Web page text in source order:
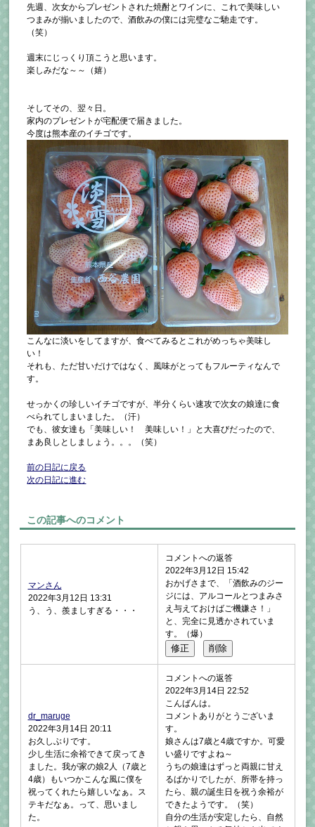
先週、次女からプレゼントされた焼酎とワインに、これで美味しい
つまみが揃いましたので、酒飲みの僕には完璧なご馳走です。
（笑）
週末にじっくり頂こうと思います。
楽しみだな～～（嬉）
そしてその、翌々日。
家内のプレゼントが宅配便で届きました。
今度は熊本産のイチゴです。
こんなに淡いをしてますが、食べてみるとこれがめっちゃ美味し
い！
それも、ただ甘いだけではなく、風味がとってもフルーティなんで
す。
せっかくの珍しいイチゴですが、半分くらい速攻で次女の娘達に食
べられてしまいました。（汗）
でも、彼女達も「美味しい！ 美味しい！」と大喜びだったので、
まあ良しとしましょう。。。（笑）
前の日記に戻る
次の日記に進む
この記事へのコメント
マンさん
2022年3月12日 13:31
う、う、羨ましすぎる・・・
コメントへの返答
2022年3月12日 15:42
おかげさまで、「酒飲みのジー
ジには、アルコールとつまみさ
え与えておけばご機嫌さ！」
と、完全に見透かされていま
す。（爆）
dr_maruge
2022年3月14日 20:11
お久しぶりです。
少し生活に余裕できて戻ってき
ました。我が家の娘2人（7歳と
4歳）もいつかこんな風に僕を
祝ってくれたら嬉しいなぁ。ス
テキだなぁ。って、思いまし
た。
コメントへの返答
2022年3月14日 22:52
こんばんは。
コメントありがとうございま
す。
娘さんは7歳と4歳ですか。可愛
い盛りですよね～
うちの娘達はずっと両親に甘え
るばかりでしたが、所帯を持っ
たら、親の誕生日を祝う余裕が
できたようです。（笑）
自分の生活が安定したら、自然